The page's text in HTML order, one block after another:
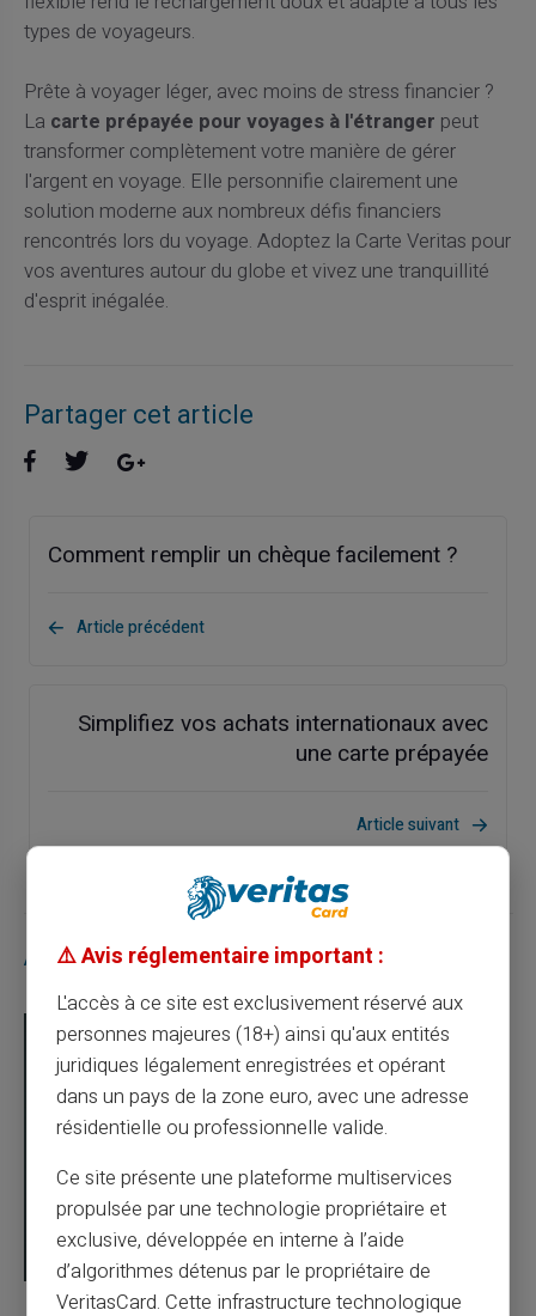
types de voyageurs.
Prête à voyager léger, avec moins de stress financier ?
La carte prépayée pour voyages à l'étranger peut
transformer complètement votre manière de gérer
l'argent en voyage. Elle personnifie clairement une
solution moderne aux nombreux défis financiers
rencontrés lors du voyage. Adoptez la Carte Veritas pour
vos aventures autour du globe et vivez une tranquillité
d'esprit inégalée.
Partager cet article
Comment remplir un chèque facilement ?
Article précédent
Simplifiez vos achats internationaux avec
une carte prépayée
Article suivant
Articles similaires
03/08/2026 Veritas Carte prépayée
⚠️ Avis réglementaire important :
L'accès à ce site est exclusivement réservé aux
personnes majeures (18+) ainsi qu'aux entités
juridiques légalement enregistrées et opérant
dans un pays de la zone euro, avec une adresse
résidentielle ou professionnelle valide.
Ce site présente une plateforme multiservices
propulsée par une technologie propriétaire et
exclusive, développée en interne à l’aide
d’algorithmes détenus par le propriétaire de
VeritasCard. Cette infrastructure technologique